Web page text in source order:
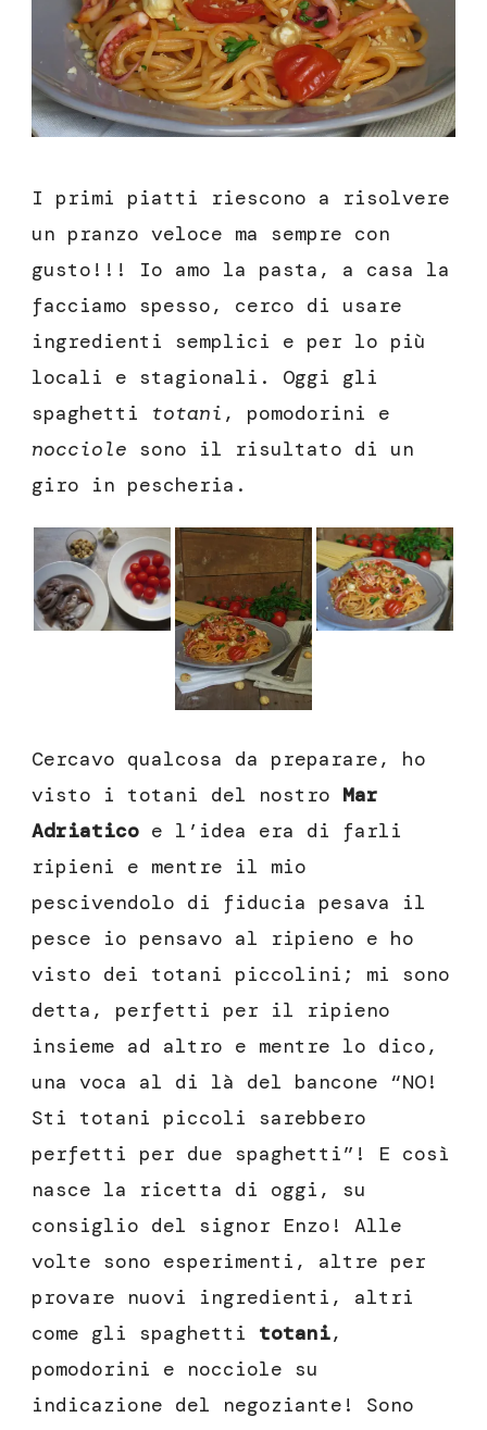
I primi piatti riescono a risolvere
un pranzo veloce ma sempre con
gusto!!! Io amo la pasta, a casa la
facciamo spesso, cerco di usare
ingredienti semplici e per lo più
locali e stagionali. Oggi gli
spaghetti totani , pomodorini e
nocciole sono il risultato di un
giro in pescheria.
Cercavo qualcosa da preparare, ho
visto i totani del nostro Mar
Adriatico e l’idea era di farli
ripieni e mentre il mio
pescivendolo di fiducia pesava il
pesce io pensavo al ripieno e ho
visto dei totani piccolini; mi sono
detta, perfetti per il ripieno
insieme ad altro e mentre lo dico,
una voca al di là del bancone “NO!
Sti totani piccoli sarebbero
perfetti per due spaghetti”! E così
nasce la ricetta di oggi, su
consiglio del signor Enzo! Alle
volte sono esperimenti, altre per
provare nuovi ingredienti, altri
come gli spaghetti totani,
pomodorini e nocciole su
indicazione del negoziante! Sono